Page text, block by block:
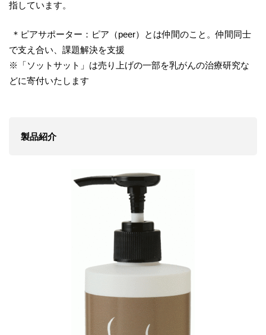
指しています。
＊ピアサポーター：ピア（peer）とは仲間のこと。仲間同士
で支え合い、課題解決を支援
※「ソットサット」は売り上げの一部を乳がんの治療研究な
どに寄付いたします
製品紹介